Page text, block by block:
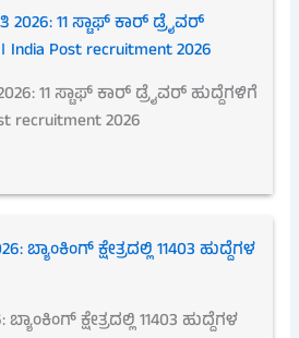
11 ಸ್ಟಾಫ್ ಕಾರ್ ಡ್ರೈವರ್ ಹುದ್ದೆಗಳಿಗೆ
recruitment 2026
ಕ್ಷೇತ್ರದಲ್ಲಿ 11403 ಹುದ್ದೆಗಳ